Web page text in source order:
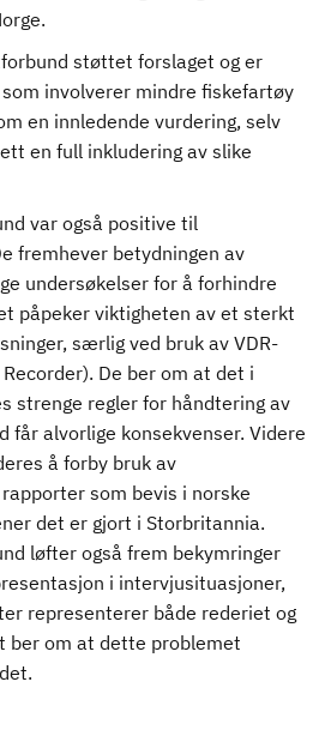
støttet forslaget og er
involverer mindre fiskefartøy
en innledende vurdering, selv
en full inkludering av slike
var også positive til
fremhever betydningen av
undersøkelser for å forhindre
påpeker viktigheten av et sterkt
særlig ved bruk av VDR-
De ber om at det i
strenge regler for håndtering av
får alvorlige konsekvenser. Videre
å forby bruk av
som bevis i norske
det er gjort i Storbritannia.
løfter også frem bekymringer
i intervjusituasjoner,
representerer både rederiet og
ber om at dette problemet